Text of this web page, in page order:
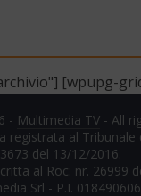
[wpupg-
- Multimedia TV - All
registrata al Tribunale
3673 del 13/12/2016.
al Roc: nr. 26999
Srl - P.I.